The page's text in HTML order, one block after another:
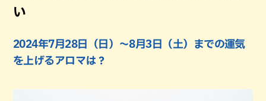
い
2024年7月28日（日）〜8月3日（土）までの運気
を上げるアロマは？